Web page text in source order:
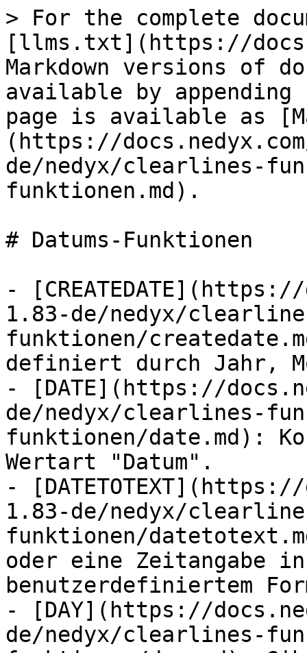
> For the complete
[llms.txt](https://
Markdown versions of
available by
page is available as
(https://
de/nedyx/clearlines-
funktionen.md).
# Datums-Funktionen
-
1.83-de/nedyx/
funktionen/
definiert durch Jahr,
- [DATE](https://
de/nedyx/clearlines-
funktionen/date.md):
Wertart "Datum".
-
1.83-de/nedyx/
funktionen/
oder eine Zeitangabe
benutzerdefiniertem
- [DAY](https://
de/nedyx/clearlines-